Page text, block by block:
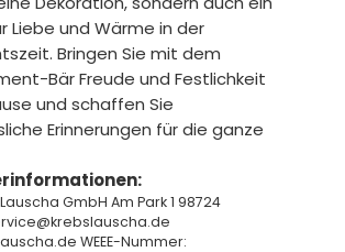
Liebe und Wärme in der
Bringen Sie mit dem
Bär Freude und Festlichkeit
und schaffen Sie
Erinnerungen für die ganze
GmbH Am Park 1 98724
WEEE-Nummer: